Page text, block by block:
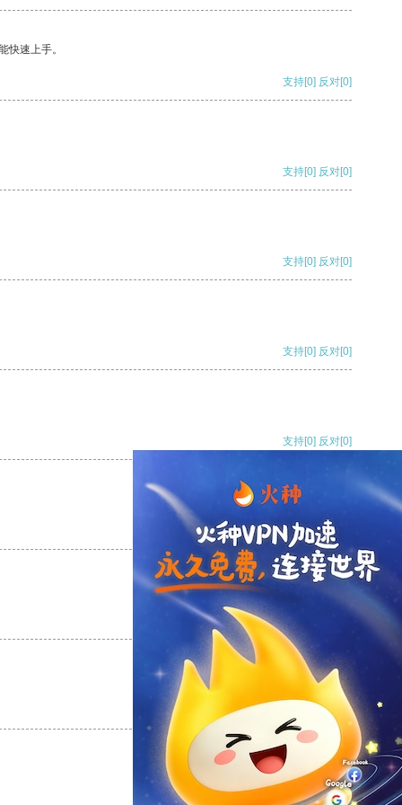
快速上手。
支持[0] 反对[0]
支持[0] 反对[0]
支持[0] 反对[0]
支持[0] 反对[0]
支持[0] 反对[0]
支持[0] 反对
支持
反对 [0]
支持[0] 反对[0]